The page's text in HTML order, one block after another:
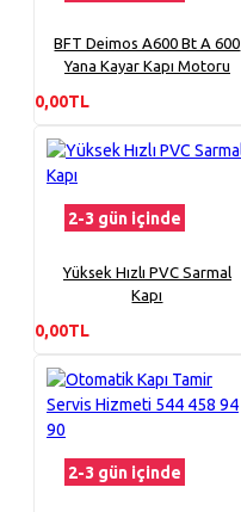
BFT Deimos A600 Bt A 600
Yana Kayar Kapı Motoru
0,00TL
2-3 gün içinde
Yüksek Hızlı PVC Sarmal
Kapı
0,00TL
2-3 gün içinde